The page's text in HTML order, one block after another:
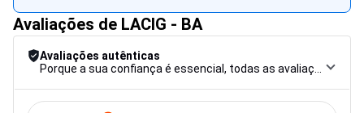
Avaliações de LACIG - BA
Avaliações autênticas